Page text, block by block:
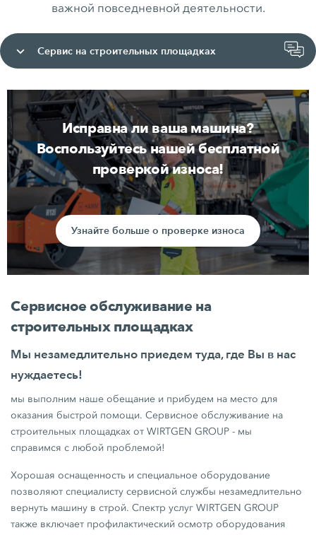
важной повседневной деятельности.
Сервис на строительных площадках
Исправна ли ваша машина?
Воспользуйтесь нашей бесплатной
проверкой износа!
Узнайте больше о проверке износа
Сервисное обслуживание на
строительных площадках
Мы незамедлительно приедем туда, где Вы в нас
нуждаетесь!
мы выполним наше обещание и прибудем на место для
оказания быстрой помощи. Сервисное обслуживание на
строительных площадках от WIRTGEN GROUP - мы
справимся с любой проблемой!
Хорошая оснащенность и специальное оборудование
позволяют специалисту сервисной службы незамедлительно
вернуть машину в строй. Спектр услуг WIRTGEN GROUP
также включает профилактический осмотр оборудования